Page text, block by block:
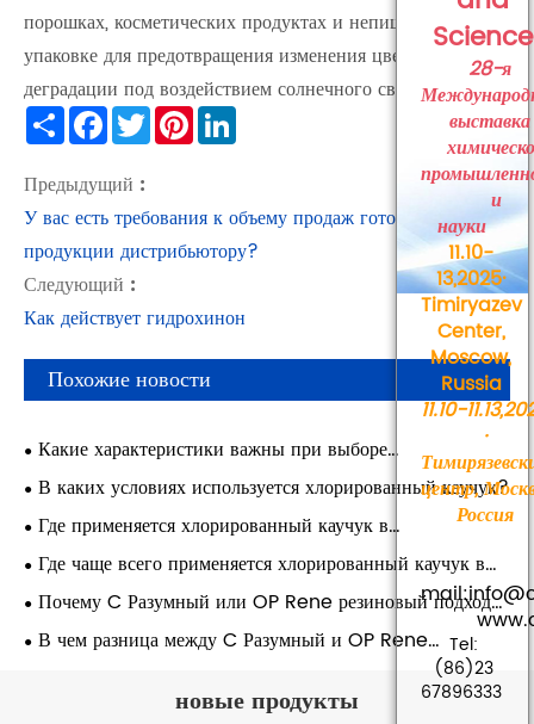
порошках, косметических продуктах и непищевой
упаковке для предотвращения изменения цвета или
деградации под воздействием солнечного света.
ShareFacebookTwitterPinterest
Предыдущий :
У вас есть требования к объему продаж готовой
продукции дистрибьютору?
Следующий :
Как действует гидрохинон
Похожие новости
Какие характеристики важны при выборе
хлорированного каучука?
В каких условиях используется хлорированный каучук?
Где применяется хлорированный каучук в
промышленности?
Где чаще всего применяется хлорированный каучук в
промышленности?
Почему C Разумный или OP Rene резиновый подходит
для герметизации оборудования?
В чем разница между C Разумный и OP Rene
новые продукты
Science
28-я
выставка
и
науки
11.10-
13,2025·
Timiryazev
Center,
Moscow,
Russia
11.10-
·
центр,
Россия
Tel:
(86)23
67896333